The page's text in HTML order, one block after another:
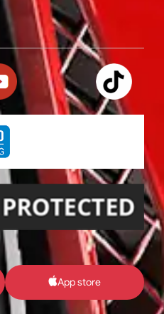
App store